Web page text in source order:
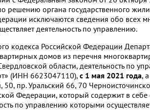
решению органа государственного
исключаются сведения обо всех
деятельность по управлению.
кодекса Российской Федерации
домов из перечня
области, деятельность по
(ИНН 6623047110), с 1 мая 2021 года,
50, пр. Уральский 66, 70
Федерации, который содержит в
по управлению которыми